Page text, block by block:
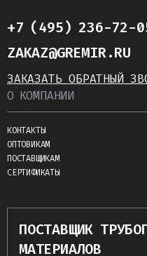
+7 (495) 236-72-
ZAKAZ@GREMIR.RU
ЗАКАЗАТЬ ОБРАТНЫЙ
О КОМПАНИИ
КОНТАКТЫ
ОПТОВИКАМ
ПОСТАВЩИКАМ
СЕРТИФИКАТЫ
ПОСТАВЩИК
МАТЕРИАЛОВ